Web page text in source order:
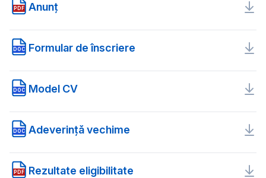
PDF Anunț
DOC Formular de înscriere
DOC Model CV
DOC Adeverință vechime
PDF Rezultate eligibilitate